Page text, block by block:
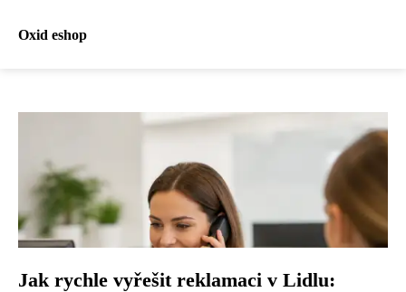
Oxid eshop
Jak rychle vyřešit reklamaci v Lidlu: